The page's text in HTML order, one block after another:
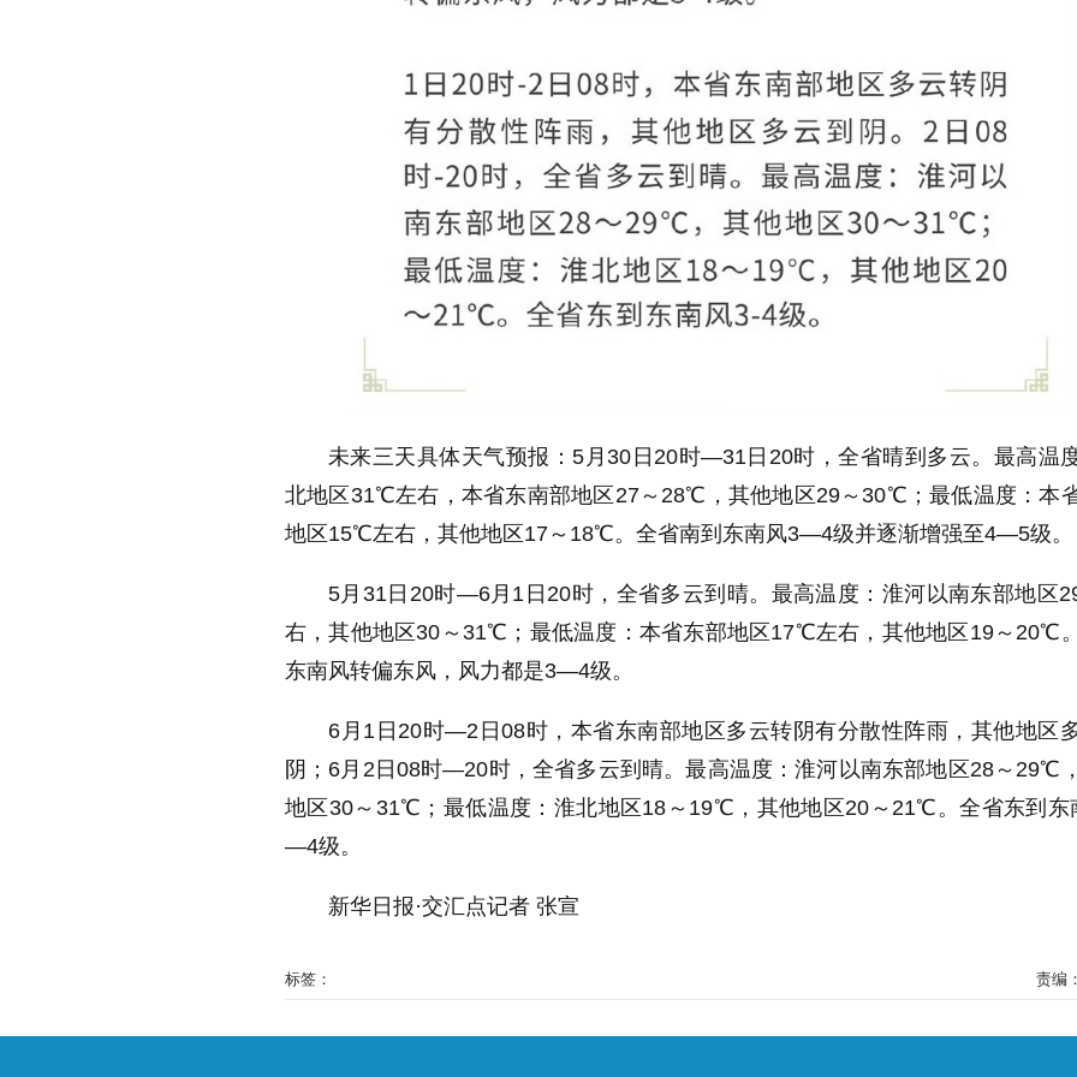
未来三天具体天气预报：5月30日20时—31日20时，全省晴到多云。最高温
北地区31℃左右，本省东南部地区27～28℃，其他地区29～30℃；最低温度：本
地区15℃左右，其他地区17～18℃。全省南到东南风3—4级并逐渐增强至4—5级。
5月31日20时—6月1日20时，全省多云到晴。最高温度：淮河以南东部地区
右，其他地区30～31℃；最低温度：本省东部地区17℃左右，其他地区19～20℃
东南风转偏东风，风力都是3—4级。
6月1日20时—2日08时，本省东南部地区多云转阴有分散性阵雨，其他地区
阴；6月2日08时—20时，全省多云到晴。最高温度：淮河以南东部地区28～29℃
地区30～31℃；最低温度：淮北地区18～19℃，其他地区20～21℃。全省东到东
—4级。
新华日报·交汇点记者 张宣
标签： 责编